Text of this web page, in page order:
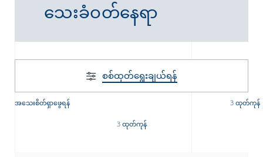
ျား
သေးခံဝတ်နေရာ
စစ်ထုတ်‌ရွေးချယ်ရန်
အသေးစိတ်ရှာဖွေရန် 3 ထုတ်ကုန်
3 ထုတ်ကုန်